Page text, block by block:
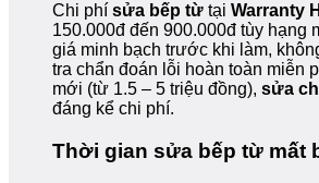
Chi phí sửa bếp từ tại Warranty
150.000đ đến 900.000đ tùy hạng
giá minh bạch trước khi làm,
tra chẩn đoán lỗi hoàn toàn miễn
mới (từ 1.5 – 5 triệu đồng), sửa
đáng kể chi phí.
Thời gian sửa bếp từ mất